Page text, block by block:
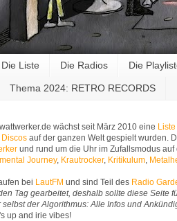
Die Liste Die Radios Die
Thema 2024: RETRO RECORDS
wächst seit März 2010 eine
auf der ganzen Welt gespielt wurden.
und rund um die Uhr im Zufallsmodus
Journey, Krautrocker, Kritikulum
bei LautFM und sind Teil des Radio
Tag gearbeitet, deshalb sollte diese Seite
selbst der Algorithmus: Alle Infos und
up and irie vibes!